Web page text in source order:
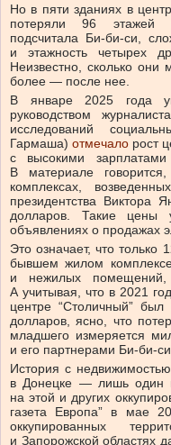
Но в пяти зданиях в
потеряли 96 этажей
подсчитала Би-би-си,
и этажность четырех
Неизвестно, сколько они
более — после нее.
В январе 2025 года
руководством
исследований
Гармаша) отмечало рост
с высокими
В материале
комплексах,
президентства Виктора
долларов. Такие цены
объявлениях о продажах
Это означает, что только
бывшем жилом
и нежилых помещений,
А учитывая, что в 2021
центре “Столичный”
долларов, ясно, что
младшего измеряется
и его партнерами Би-би-
История с
в Донецке — лишь один
на этой и других
газета Европа” в мае
оккупированных
и Запорожской областях